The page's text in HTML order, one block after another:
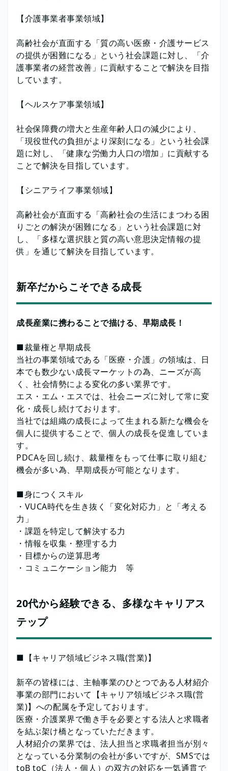
【介護事業者事業領域】
高齢社会が直面する「質の高い医療・介護サービス
の提供が困難になる」という社会課題に対し、「介
護事業者の経営改善」に貢献することで解決を目指
しています。
【ヘルスケア事業領域】
社会保障費の増大と生産年齢人口の減少により、
「現役世代の負担がより深刻になる」という社会課
題に対し、「健康な労働力人口の増加」に貢献する
ことで解決を目指しています。
【シニアライフ事業領域】
高齢社会が直面する「高齢社会の生活にまつわる困
りごとの解決が困難になる」という社会課題に対
し、「多様な選択肢と質の高い意思決定情報の提
供」を通じて解決を目指しています。
新卒だからこそできる成長
成長産業に携わることで描ける、早期成長！
■裁量権と早期成長
当社の事業領域である「医療・介護」の領域は、日
本でも数少ない成長マーケットの為、ニーズが高
く、社会情勢による変化の多い業界です。
エス・エム・エスでは、社会ニーズに対して常に変
化・成長し続けております。
当社では組織の成長によって生まれる新たな機会を
個人に提供することで、個人の成長を促進していま
す。
PDCAを回し続け、裁量権をもって仕事に取り組む
機会が多い為、早期成長が可能となります。
■身につくスキル
・VUCA時代を生き抜く「変化対応力」と「考える
力」
・課題を特定して解決する力
・情報を収集・整理する力
・目標からの逆算思考
・コミュニケーション能力 等
20代から経験できる、多様なキャリアス
テップ
■【キャリア領域ビジネス職(営業)】
新卒の皆様には、主軸事業のひとつである人材紹介
事業の部門において【キャリア領域ビジネス職(営
業)】への配属を予定しております。
医療・介護業界で働き手を必要とする法人と求職者
を結ぶ架け橋となっていただきます。
人材紹介の業界では、法人担当と求職者担当が別々
となっている分業制の会社が多いですが、SMSでは
toB toC（法人・個人）の双方の対応を一気通貫で